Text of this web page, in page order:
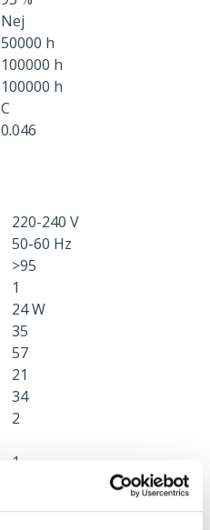
Nej
50000 h
100000 h
100000 h
C
0.046
220-240 V
50-60 Hz
>95
1
24 W
35
57
21
34
2
1